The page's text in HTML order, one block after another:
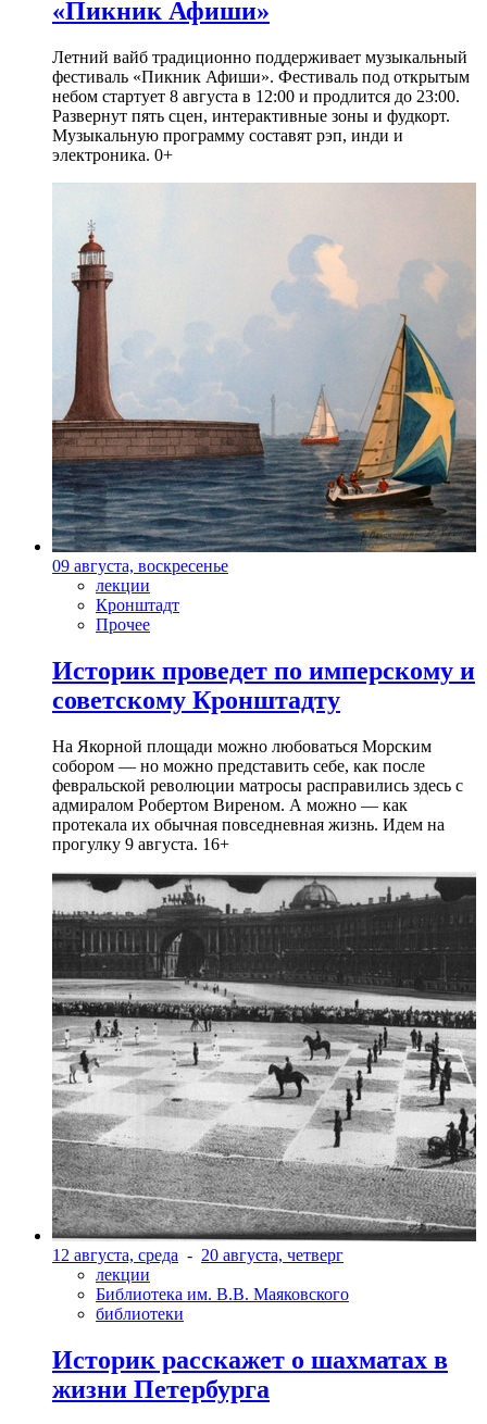
«Пикник Афиши»
Летний вайб традиционно поддерживает музыкальный
фестиваль «Пикник Афиши». Фестиваль под открытым
небом стартует 8 августа в 12:00 и продлится до 23:00.
Развернут пять сцен, интерактивные зоны и фудкорт.
Музыкальную программу составят рэп, инди и
электроника. 0+
09 августа, воскресенье
лекции
Кронштадт
Прочее
Историк проведет по имперскому и
советскому Кронштадту
На Якорной площади можно любоваться Морским
собором — но можно представить себе, как после
февральской революции матросы расправились здесь с
адмиралом Робертом Виреном. А можно — как
протекала их обычная повседневная жизнь. Идем на
прогулку 9 августа. 16+
12 августа, среда - 20 августа, четверг
лекции
Библиотека им. В.В. Маяковского
библиотеки
Историк расскажет о шахматах в
жизни Петербурга